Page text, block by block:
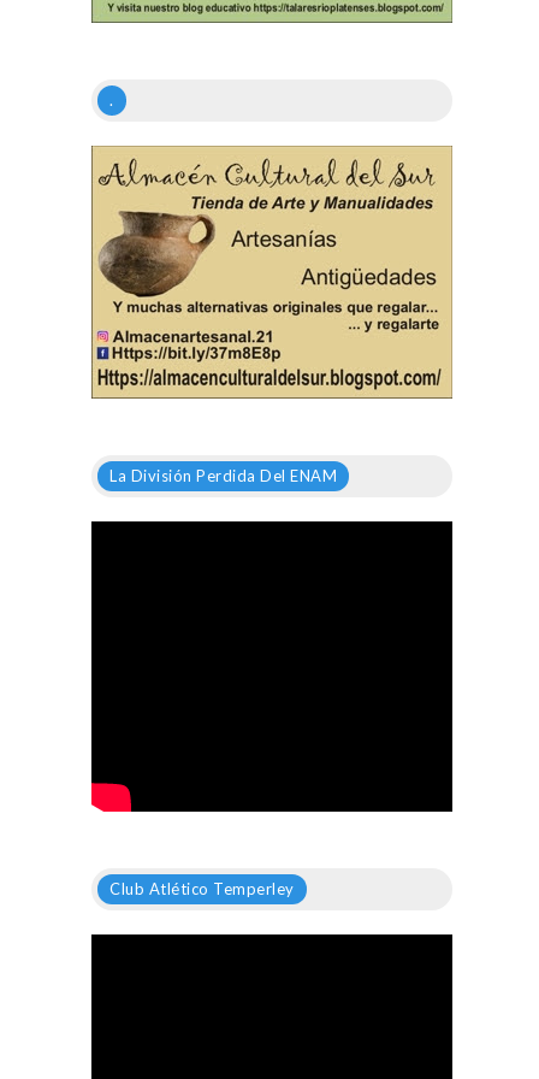
.
La División Perdida Del ENAM
Club Atlético Temperley